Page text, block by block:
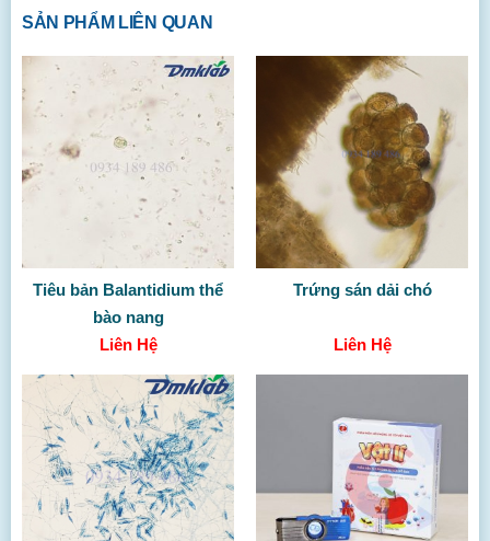
SẢN PHẨM LIÊN QUAN
Tiêu bản Balantidium thể
bào nang
Liên Hệ
Trứng sán dải chó
Liên Hệ